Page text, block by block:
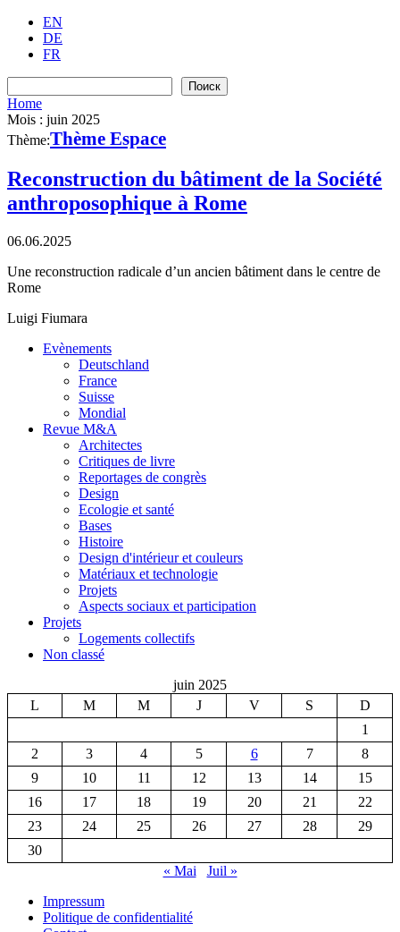
EN
DE
FR
Поиск
Home
Mois : juin 2025
Thème:Thème Espace
Reconstruction du bâtiment de la Société
anthroposophique à Rome
06.06.2025
Une reconstruction radicale d’un ancien bâtiment dans le centre de
Rome
Luigi Fiumara
Evènements
Deutschland
France
Suisse
Mondial
Revue M&A
Architectes
Critiques de livre
Reportages de congrès
Design
Ecologie et santé
Bases
Histoire
Design d'intérieur et couleurs
Matériaux et technologie
Projets
Aspects sociaux et participation
Projets
Logements collectifs
Non classé
juin 2025
L
M M J V S
D
1
2
3 4 5 6 7
8
9
10 11 12 13 14
15
16
17 18 19 20 21
22
23
24 25 26 27 28
29
30
« Mai
Juil »
Impressum
Politique de confidentialité